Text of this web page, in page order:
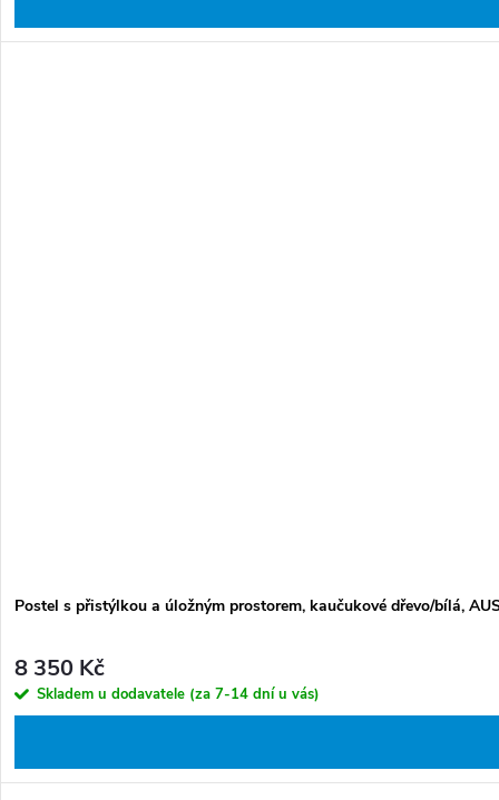
Postel s přistýlkou a úložným prostorem, kaučukové dřevo/bílá,
8 350 Kč
Skladem u dodavatele (za 7-14 dní u vás)